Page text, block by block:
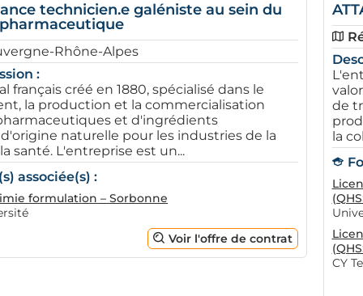
technicien.e galéniste au sein du
Rhône-Alpes
:
français créé en 1880, spécialisé dans le
la production et la commercialisation
et d'ingrédients
naturelle pour les industries de la
santé. L'entreprise est un...
associée(s) :
formulation – Sorbonne
Voir l'offre de contrat
de
la
CY